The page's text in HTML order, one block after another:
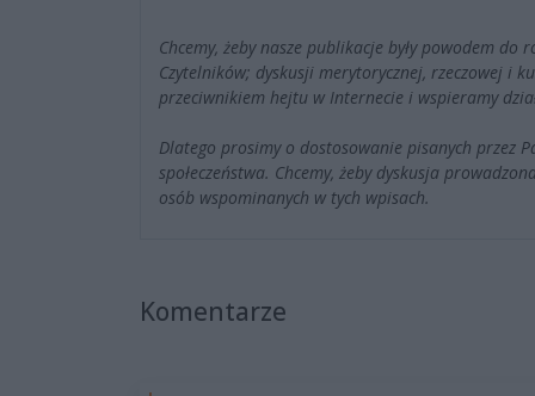
Chcemy, żeby nasze publikacje były powodem
Czytelników; dyskusji merytorycznej, rzeczowej i
przeciwnikiem hejtu w Internecie i wspieramy
Dlatego prosimy o dostosowanie pisanych przez
społeczeństwa. Chcemy, żeby dyskusja
osób wspominanych w tych wpisach.
Komentarze